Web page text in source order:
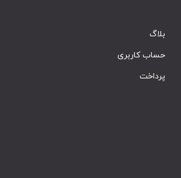
بلاگ
حساب کاربری
پرداخت